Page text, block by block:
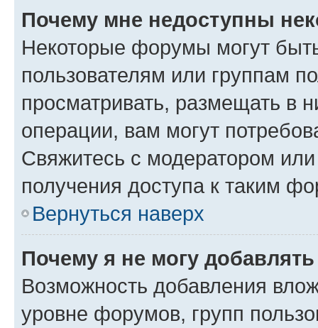
Почему мне недоступны
Некоторые форумы могут
пользователям или группам
просматривать, размещать в
операции, вам могут
Свяжитесь с модератором
получения доступа к таким
Вернуться наверх
Почему я не могу
Возможность добавления
уровне форумов, групп